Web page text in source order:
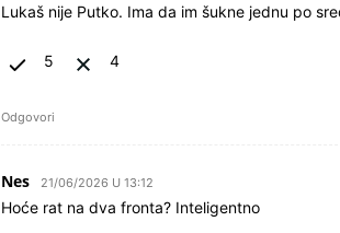
Lukaš nije Putko. Ima da im šukne jednu po
5 4
Odgovori
Nes 21/06/2026 U 13:12
Hoće rat na dva fronta? Inteligentno